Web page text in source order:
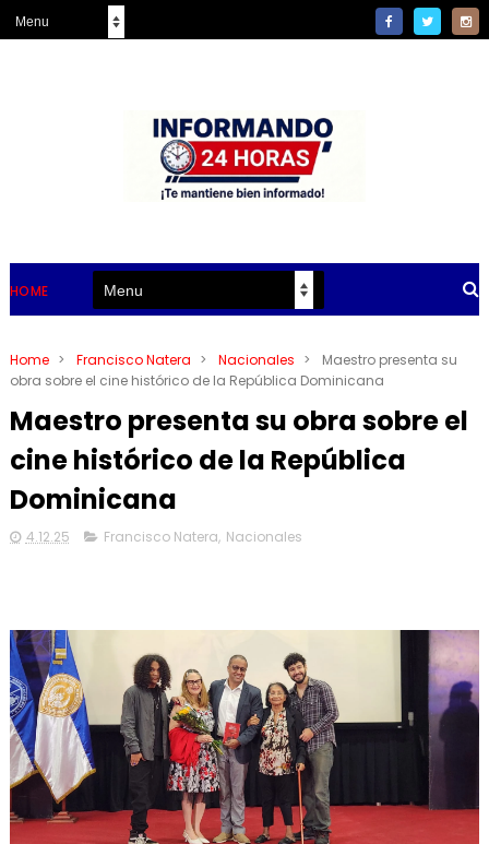
HOME
Home > Francisco Natera > Nacionales >
Maestro presenta su
obra sobre el cine histórico de la República Dominicana
Maestro presenta su obra sobre el
cine histórico de la República
Dominicana
4.12.25 Francisco Natera, Nacionales